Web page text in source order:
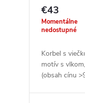
€43
Momentálne
nedostupné
Korbel s
motív s
(obsah cínu